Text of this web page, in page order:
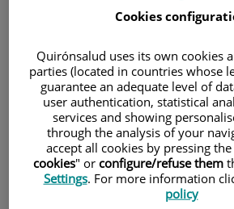
Pacientes y visitantes
Cookies
Quirónsalud uses its own cookies
parties (located in countries whose
guarantee an adequate level of
user authentication, statistical
services and showing
through the analysis of your
accept all cookies by pressing
cookies" or configure/refuse them
Settings. For more information
policy